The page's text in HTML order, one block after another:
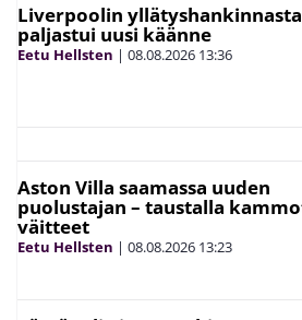
Liverpoolin yllätyshankinnasta
paljastui uusi käänne
Eetu Hellsten | 08.08.2026 13:36
Aston Villa saamassa uuden
puolustajan – taustalla
väitteet
Eetu Hellsten | 08.08.2026 13:23